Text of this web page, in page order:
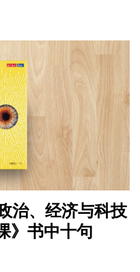
治、经济与科技
》书中十句